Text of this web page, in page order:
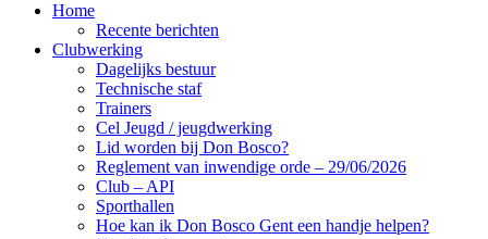
Home
Recente berichten
Clubwerking
Dagelijks bestuur
Technische staf
Trainers
Cel Jeugd / jeugdwerking
Lid worden bij Don Bosco?
Reglement van inwendige orde – 29/06/2026
Club – API
Sporthallen
Hoe kan ik Don Bosco Gent een handje helpen?